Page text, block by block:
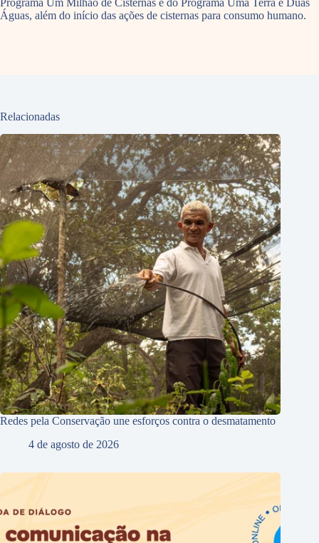
Programa Um Milhão de Cisternas e do Programa Uma Terra e Duas
Águas, além do início das ações de cisternas para consumo humano.
Relacionadas
Redes pela Conservação une esforços contra o desmatamento
4 de agosto de 2026